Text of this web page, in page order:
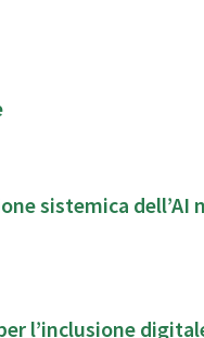
sistemica dell’AI
l’inclusione